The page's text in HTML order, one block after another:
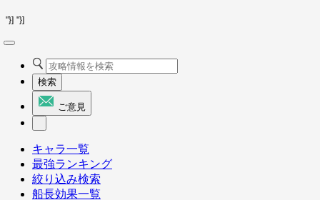
"}] "}]
検索
ご意見
キャラ一覧
最強ランキング
絞り込み検索
船長効果一覧